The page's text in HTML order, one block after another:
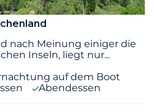
nach Meinung einiger die
Inseln, liegt nur...
auf dem Boot
Abendessen